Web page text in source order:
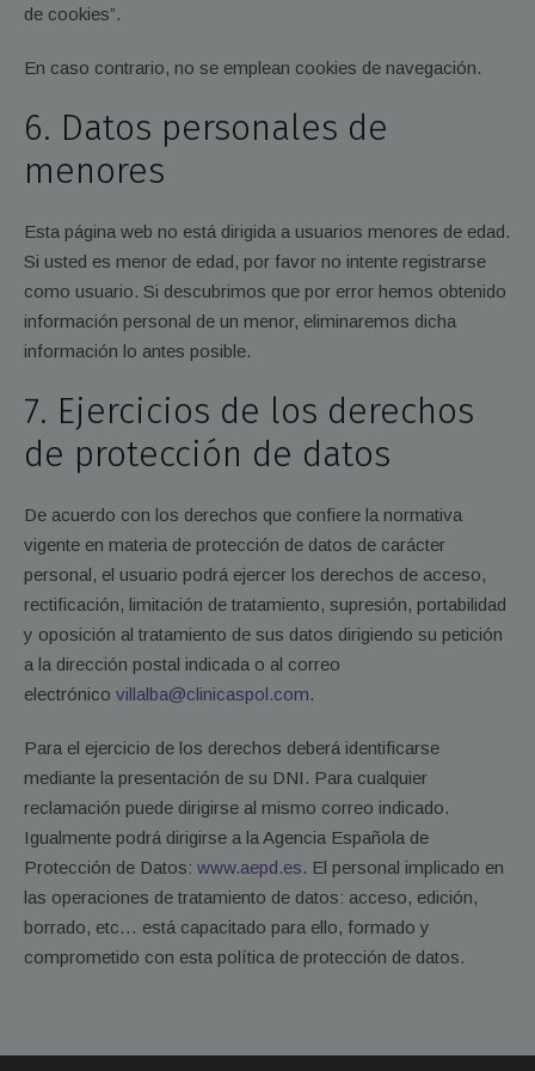
de cookies”.
En caso contrario, no se emplean cookies de navegación.
6. Datos personales de
menores
Esta página web no está dirigida a usuarios menores de edad.
Si usted es menor de edad, por favor no intente registrarse
como usuario. Si descubrimos que por error hemos obtenido
información personal de un menor, eliminaremos dicha
información lo antes posible.
7. Ejercicios de los derechos
de protección de datos
De acuerdo con los derechos que confiere la normativa
vigente en materia de protección de datos de carácter
personal, el usuario podrá ejercer los derechos de acceso,
rectificación, limitación de tratamiento, supresión, portabilidad
y oposición al tratamiento de sus datos dirigiendo su petición
a la dirección postal indicada o al correo
electrónico villalba@clinicaspol.com.
Para el ejercicio de los derechos deberá identificarse
mediante la presentación de su DNI. Para cualquier
reclamación puede dirigirse al mismo correo indicado.
Igualmente podrá dirigirse a la Agencia Española de
Protección de Datos: www.aepd.es. El personal implicado en
las operaciones de tratamiento de datos: acceso, edición,
borrado, etc… está capacitado para ello, formado y
comprometido con esta política de protección de datos.